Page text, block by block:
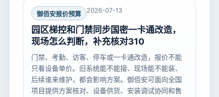
御佰安报价预算 2026-07-13
园区梯控和门禁同步国密一卡通改造，
现场怎么判断，补充核对310
门禁、考勤、访客、停车或一卡通改造，报价不能
只看设备单价。旧系统能不能接、现场能不能装、
后续谁来维护，都会影响方案。御佰安可面向全国
项目提供方案核对、设备供货、安装调试协同和售